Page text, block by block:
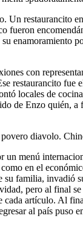
Un restaurancito
enamoramiento
con
restaurancito fue
locales de
de Enzo quién,
diavolo.
un menú
en el
su familia,
pero al final
artículo. Al
al país puso